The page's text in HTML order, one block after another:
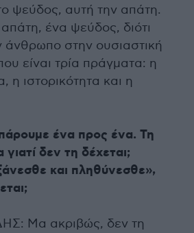
ψεύδος, αυτή την απάτη.
απάτη, ένα ψεύδος, διότι
άνθρωπο στην ουσιαστική
είναι τρία πράγματα: η
η ιστορικότητα και η
ένα προς ένα. Τη
δεν τη δέχεται;
και πληθύνεσθε»,
Μα ακριβώς, δεν τη